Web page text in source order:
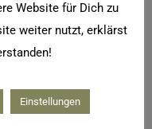
Website für Dich zu
weiter nutzt, erklärst
Einstellungen